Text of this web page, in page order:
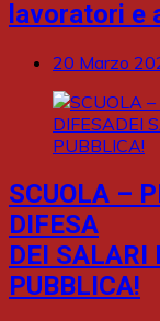
lavoratori e
20 Marzo
SCUOLA –
DIFESA
DEI SALARI
PUBBLICA!